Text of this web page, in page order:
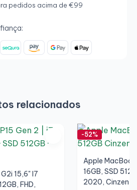
pedidos acima de €99
relacionados
15,6" I7
FHD,
-52%
Apple MacBook
16GB, SSD
2020,